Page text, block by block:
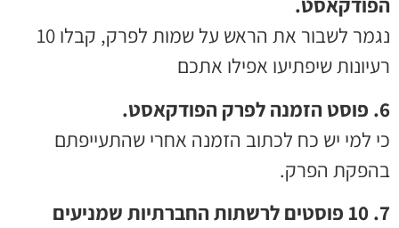
הפודקאסט.
נגמר לשבור את הראש על שמות לפרק, קבלו 10
רעיונות שיפתיעו אפילו אתכם
6. פוסט הזמנה לפרק הפודקאסט.
כי למי יש כח לכתוב הזמנה אחרי שהתעייפתם
בהפקת הפרק.
7. 10 פוסטים לרשתות החברתיות שמניעים